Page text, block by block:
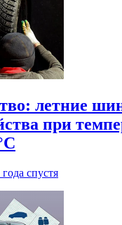
летние
при
года спустя